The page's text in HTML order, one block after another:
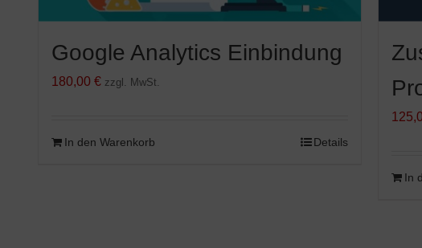
Google Analytics Einbindung
180,00 € zzgl. MwSt.
In den Warenkorb Details
In